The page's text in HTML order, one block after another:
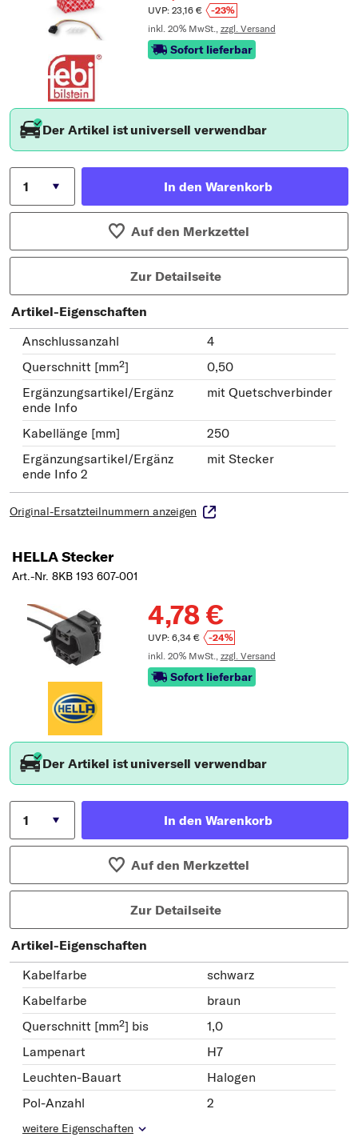
UVP: 23,16 €
-23%
inkl. 20% MwSt., zzgl. Versand
Sofort lieferbar
Der Artikel ist universell verwendbar
In den Warenkorb
Auf den Merkzettel
Zur Detailseite
Artikel-Eigenschaften
Anschlussanzahl
4
Querschnitt [mm²]
0,50
Ergänzungsartikel/Ergänz
ende Info
mit Quetschverbinder
Kabellänge [mm]
250
Ergänzungsartikel/Ergänz
ende Info 2
mit Stecker
Original-Ersatzteilnummern anzeigen
HELLA Stecker
Art.-Nr. 8KB 193 607-001
4,78 €
UVP: 6,34 €
-24%
inkl. 20% MwSt., zzgl. Versand
Sofort lieferbar
Der Artikel ist universell verwendbar
In den Warenkorb
Auf den Merkzettel
Zur Detailseite
Artikel-Eigenschaften
Kabelfarbe
schwarz
Kabelfarbe
braun
Querschnitt [mm²] bis
1,0
Lampenart
H7
Leuchten-Bauart
Halogen
Pol-Anzahl
2
weitere Eigenschaften